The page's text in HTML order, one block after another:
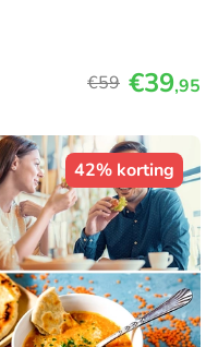
€59 €39,95
42% korting